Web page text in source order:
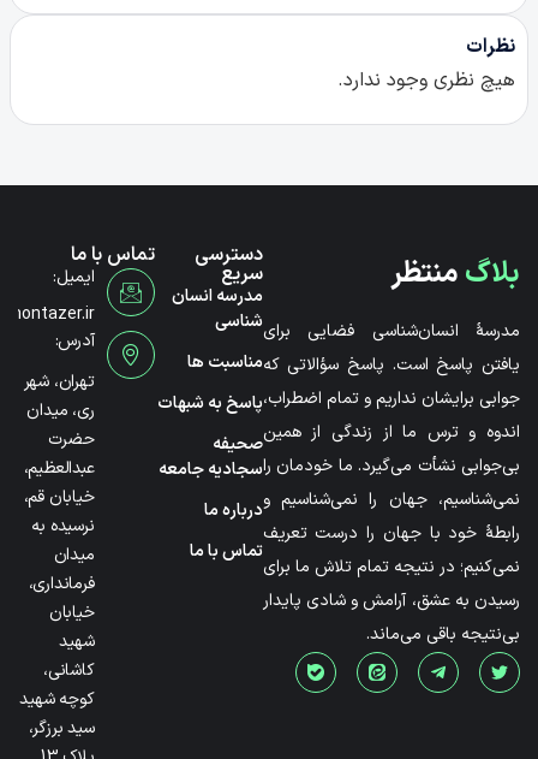
نظرات
هیچ نظری وجود ندارد.
بلاگمنتظر
مدرسۀ انسان‌شناسی فضایی برای
یافتن پاسخ است. پاسخ سؤالاتی که
جوابی برایشان نداریم و تمام اضطراب،
اندوه و ترس ما از زندگی از همین
بی‌جوابی نشأت می‌گیرد. ما خودمان را
نمی‌شناسیم، جهان را نمی‌شناسیم و
رابطۀ خود با جهان را درست تعریف
نمی‌کنیم؛ در نتیجه تمام تلاش ما برای
رسیدن به عشق، آرامش و شادی پایدار
بی‌نتیجه باقی می‌ماند.
دسترسی
سریع
مدرسه انسان
شناسی
مناسبت ها
پاسخ به شبهات
صحیفه
سجادیه جامعه
درباره ما
تماس با ما
تماس با ما
ایمیل:
آدرس:
تهران، شهر
ری، میدان
حضرت
عبدالعظیم،
خیابان قم،
نرسیده به
میدان
فرمانداری،
خیابان
شهید
کاشانی،
کوچه شهید
سید برزگر،